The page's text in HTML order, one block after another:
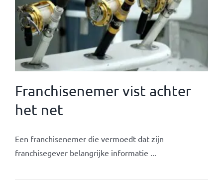
Franchisenemer vist achter
het net
Een franchisenemer die vermoedt dat zijn
franchisegever belangrijke informatie ...